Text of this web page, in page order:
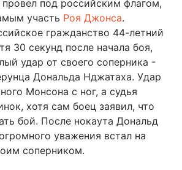
под российским флагом,
участь Роя Джонса.
гражданство 44-летний
30 секунд после начала боя,
удар от своего соперника -
Дональда Нджатаха. Удар
Монсона с ног, а судья
хотя сам боец заявил, что
бой. После нокаута Дональд
уважения встал на
соперником.